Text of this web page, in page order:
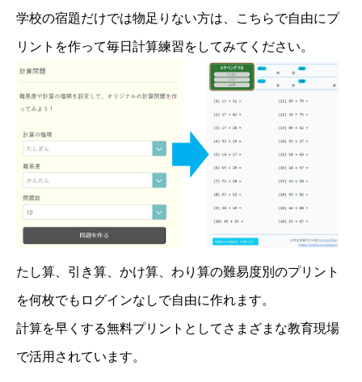
学校の宿題だけでは物足りない方は、こちらで自由にプ
リントを作って毎日計算練習をしてみてください。
たし算、引き算、かけ算、わり算の難易度別のプリント
を何枚でもログインなしで自由に作れます。
計算を早くする無料プリントとしてさまざまな教育現場
で活用されています。